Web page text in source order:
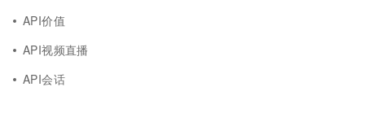
API价值
API视频直播
API会话